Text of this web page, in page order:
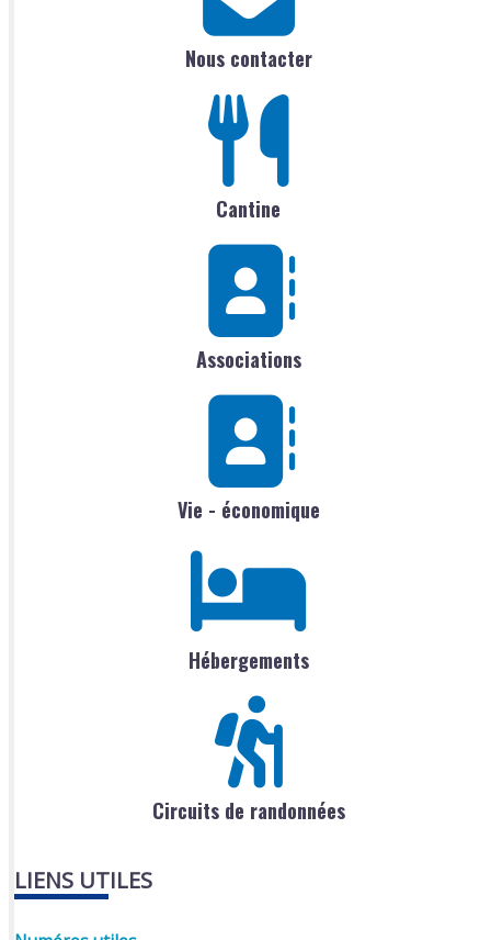
Nous contacter
Cantine
Associations
Vie - économique
Hébergements
Circuits de randonnées
LIENS UTILES